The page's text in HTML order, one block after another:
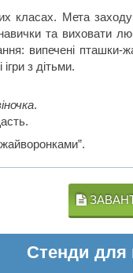
класах. Мета
та виховати
випечені пташки-
з дітьми.
.
Стенди для